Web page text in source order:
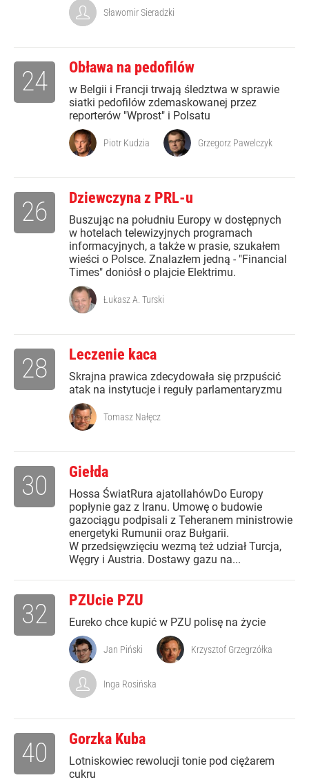
Sławomir Sieradzki
Obława na pedofilów
w Belgii i Francji trwają śledztwa w sprawie
siatki pedofilów zdemaskowanej przez
reporterów "Wprost" i Polsatu
24
Piotr Kudzia Grzegorz Pawelczyk
Dziewczyna z PRL-u
Buszując na południu Europy w dostępnych
w hotelach telewizyjnych programach
informacyjnych, a także w prasie, szukałem
wieści o Polsce. Znalazłem jedną - "Financial
Times" doniósł o plajcie Elektrimu.
26
Łukasz A. Turski
Leczenie kaca
Skrajna prawica zdecydowała się przpuścić
atak na instytucje i reguły parlamentaryzmu
28
Tomasz Nałęcz
Giełda
Hossa ŚwiatRura ajatollahówDo Europy
popłynie gaz z Iranu. Umowę o budowie
gazociągu podpisali z Teheranem ministrowie
energetyki Rumunii oraz Bułgarii.
W przedsięwzięciu wezmą też udział Turcja,
Węgry i Austria. Dostawy gazu na...
30
PZUcie PZU
Eureko chce kupić w PZU polisę na życie
32
Jan Piński Krzysztof Grzegrzółka
Inga Rosińska
Gorzka Kuba
Lotniskowiec rewolucji tonie pod ciężarem
cukru
40